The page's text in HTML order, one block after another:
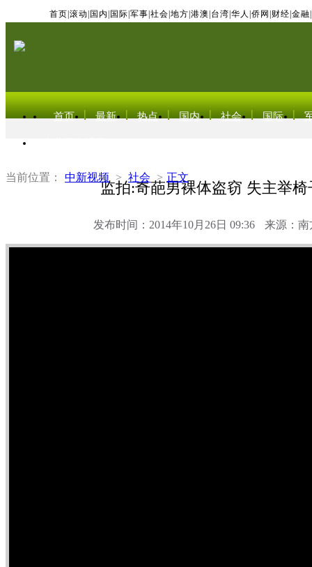
首页 滚动 国内 国际 军事 社会 地方 港澳 台湾 华人 侨网 财经 金融
首页 最新 热点 国内 社会 国际
当前位置： 中新视频 > 社会 > 正文
监拍:奇葩男裸体盗窃 失主举椅
发布时间：2014年10月26日 09:36 来源：南